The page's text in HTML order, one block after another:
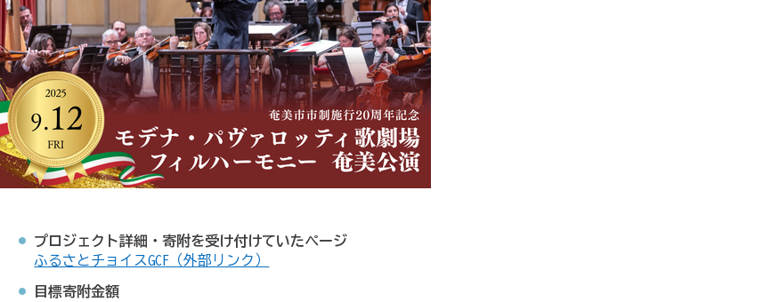
プロジェクト詳細・寄附を受け付けていたページ
ふるさとチョイスGCF（外部リンク）
目標寄附金額